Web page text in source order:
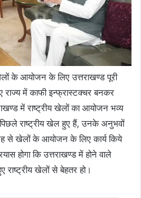
के आयोजन के लिए उत्तराखण्ड पूरी
राज्य में काफी इन्फ्रास्टक्चर बनकर
में राष्ट्रीय खेलों का आयोजन भव्य
राष्ट्रीय खेल हुए हैं, उनके अनुभवों
से खेलों के आयोजन के लिए कार्य किये
होगा कि उत्तराखण्ड में होने वाले
खेलों से बेहतर हो।